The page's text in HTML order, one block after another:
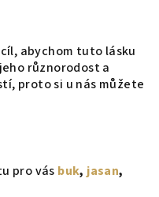
abychom tuto lásku
různorodost a
proto si u nás můžete
pro vás buk, jasan,